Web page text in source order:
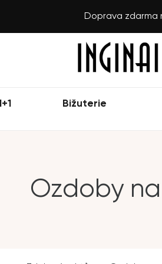
Doprava zdarma
Bižuterie
Ozdoby